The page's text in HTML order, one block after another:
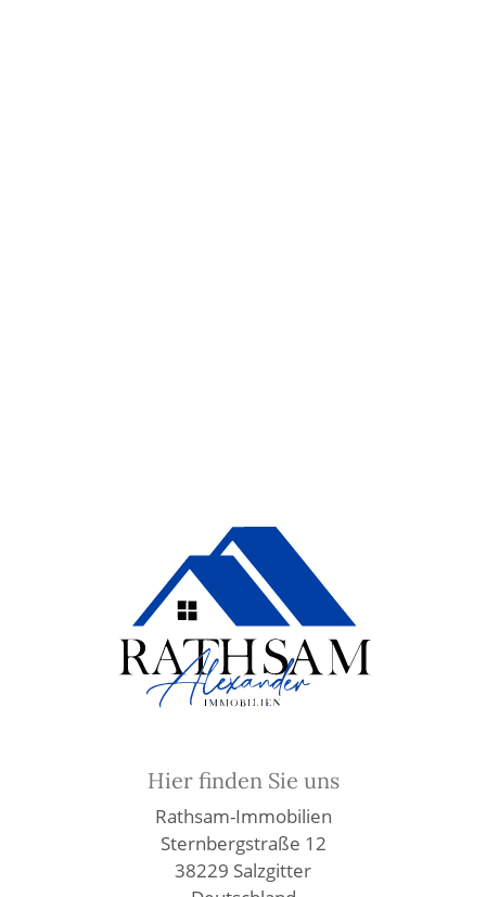
Hier finden Sie uns
Rathsam-Immobilien
Sternbergstraße 12
38229 Salzgitter